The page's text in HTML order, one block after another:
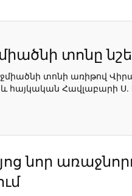
տոնը
տոնի առիթով
հայկական Հավլաբարի Ս.
նոր